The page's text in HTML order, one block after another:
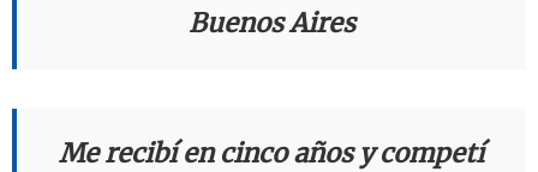
Buenos Aires
Me recibí en cinco años y competí